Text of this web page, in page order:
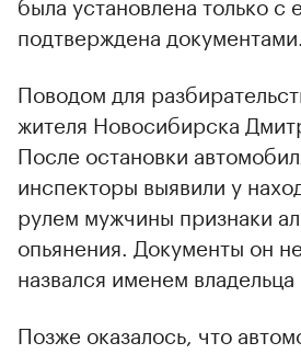
00:00 / 00:00
подтверждена документами.
Поводом для
жителя Новосибирска
После остановки
инспекторы выявили у
рулем мужчины признаки
опьянения. Документы он
назвался именем
Позже оказалось, что